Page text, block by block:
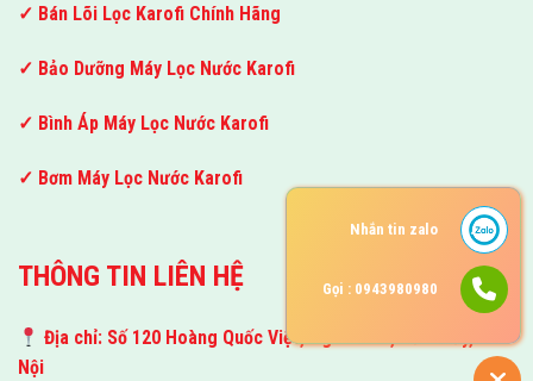
✓ Bán Lõi Lọc Karofi Chính Hãng
✓ Bảo Dưỡng Máy Lọc Nước Karofi
✓ Bình Áp Máy Lọc Nước Karofi
✓ Bơm Máy Lọc Nước Karofi
THÔNG TIN LIÊN HỆ
Địa chỉ: Số 120 Hoàng Quốc Việt, Nghĩa Tân, Cầu Giấy, Hà
Nội
Nhắn tin zalo
Gọi : 0943980980